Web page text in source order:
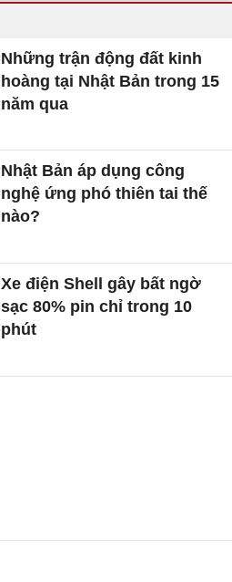
Những trận động đất kinh
hoàng tại Nhật Bản trong 15
năm qua
Nhật Bản áp dụng công
nghệ ứng phó thiên tai thế
nào?
Xe điện Shell gây bất ngờ
sạc 80% pin chỉ trong 10
phút